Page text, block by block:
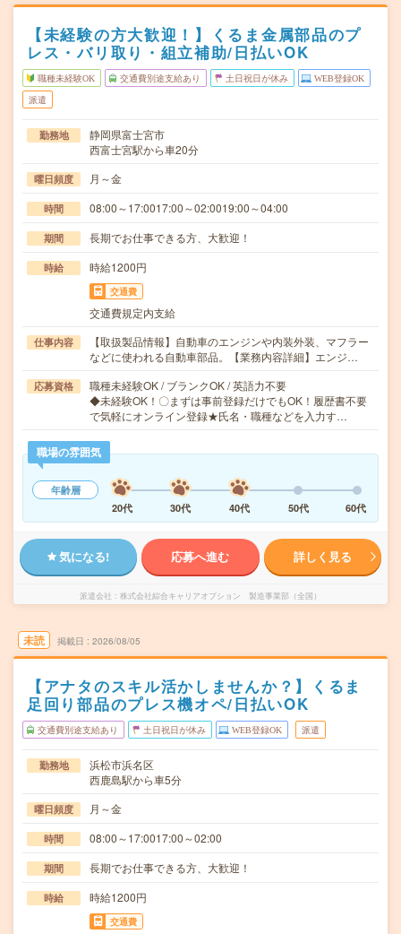
【未経験の方大歓迎！】くるま金属部品のプ
レス・バリ取り・組立補助/日払いOK
職種未経験OK 交通費別途支給あり 土日祝日が休み WEB登録OK
派遣
勤務地
静岡県富士宮市
西富士宮駅から車20分
曜日頻度 月～金
時間 08:00～17:0017:00～02:0019:00～04:00
期間 長期でお仕事できる方、大歓迎！
時給 時給1200円
交通費
交通費規定内支給
仕事内容
【取扱製品情報】自動車のエンジンや内装外装、マフラー
などに使われる自動車部品。【業務内容詳細】エンジ…
応募資格
職種未経験OK / ブランクOK / 英語力不要
◆未経験OK！〇まずは事前登録だけでもOK！履歴書不要
で気軽にオンライン登録★氏名・職種などを入力す…
職場の雰囲気
年齢層
20代
30代 40代 50代 60代
気になる! 応募へ進む 詳しく見る
派遣会社 株式会社綜合キャリアオプション 製造事業部（全国）
未読 掲載日 2026/08/05
【アナタのスキル活かしませんか？】くるま
足回り部品のプレス機オペ/日払いOK
交通費別途支給あり 土日祝日が休み WEB登録OK 派遣
勤務地
浜松市浜名区
西鹿島駅から車5分
曜日頻度 月～金
時間 08:00～17:0017:00～02:00
期間 長期でお仕事できる方、大歓迎！
時給 時給1200円
交通費